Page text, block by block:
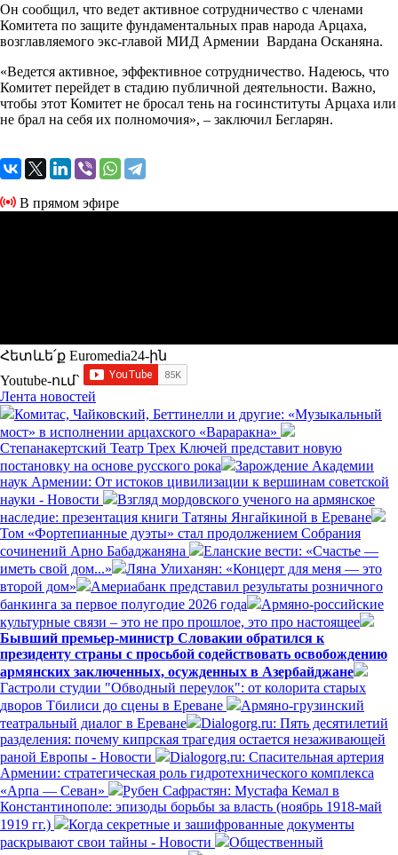
Он сообщил, что ведет активное сотрудничество с членами
Комитета по защите фундаментальных прав народа Арцаха,
возглавляемого экс-главой МИД Армении Вардана Осканяна.
«Ведется активное, эффективное сотрудничество. Надеюсь, что
Комитет перейдет в стадию публичной деятельности. Важно,
чтобы этот Комитет не бросал тень на госинституты Арцаха или
не брал на себя их полномочия», – заключил Бегларян.
В прямом эфире
Հետևե՛ք Euromedia24-ին
Youtube-ում`
Лента новостей
Комитас, Чайковский, Беттинелли и другие: «Музыкальный
мост» в исполнении арцахского «Вараракна»
Степанакертский Театр Трех Ключей представит новую
постановку на основе русского рока
Зарождение Академии
наук Армении: От истоков цивилизации к вершинам советской
науки - Новости
Взгляд мордовского ученого на армянское
наследие: презентация книги Татяны Янгайкиной в Ереване
Том «Фортепианные дуэты» стал продолжением Собрания
сочинений Арно Бабаджаняна
Еланские вести: «Счастье —
иметь свой дом...»
Ляна Улиханян: «Концерт для меня — это
второй дом»
Америабанк представил результаты розничного
банкинга за первое полугодие 2026 года
Армяно-российские
культурные связи – это не про прошлое, это про настоящее
Бывший премьер-министр Словакии обратился к
президенту страны с просьбой содействовать освобождению
армянских заключенных, осужденных в Азербайджане
Гастроли студии "Обводный переулок": от колорита старых
дворов Тбилиси до сцены в Ереване
Армяно-грузинский
театральный диалог в Ереване
Dialogorg.ru: Пять десятилетий
разделения: почему кипрская трагедия остается незаживающей
раной Европы - Новости
Dialogorg.ru: Спасительная артерия
Армении: стратегическая роль гидротехнического комплекса
«Арпа — Севан»
Рубен Сафрастян: Мустафа Кемал в
Константинополе: эпизоды борьбы за власть (ноябрь 1918-май
1919 гг.)
Когда секретные и зашифрованные документы
раскрывают свои тайны - Новости
Общественный